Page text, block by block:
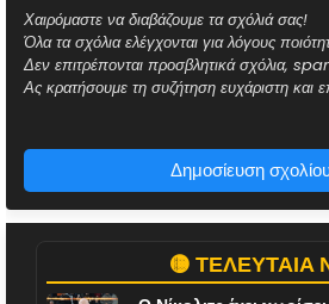
Χαιρόμαστε να διαβάζουμε τα σχόλιά σας!
Όλα τα σχόλια ελέγχονται για λόγους
Δεν επιτρέπονται προσβλητικά σχόλια,
Ας κρατήσουμε τη συζήτηση ευχάριστη και
Δημοσίευση
🟡 ΤΕΛΕΥΤΑΙΑ